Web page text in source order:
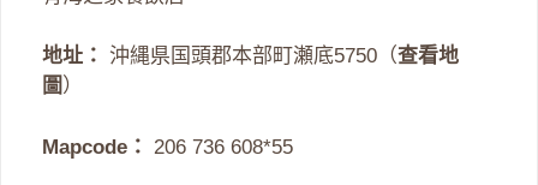
地址： 沖縄県国頭郡本部町瀬底5750（查看地
圖）
Mapcode： 206 736 608*55